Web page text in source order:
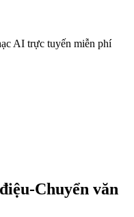
AI trực tuyến miễn phí
Chuyển văn